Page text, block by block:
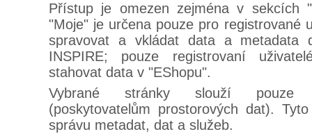
Přístup je omezen zejména v sekcích
"Moje" je určena pouze pro registrované
spravovat a vkládat data a metadata
INSPIRE; pouze registrovaní
stahovat data v "EShopu".
Vybrané stránky slouží pouze
(poskytovatelům prostorových dat).
správu metadat, dat a služeb.